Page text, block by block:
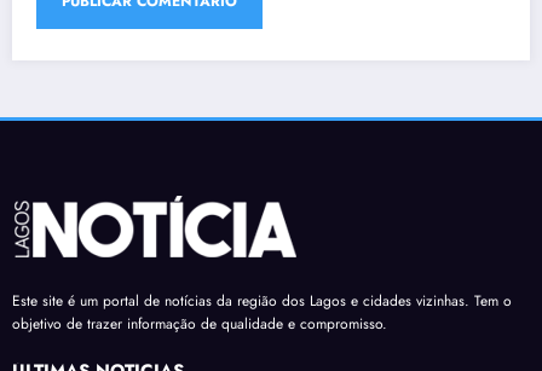
Este site é um portal de notícias da região dos Lagos e cidades vizinhas. Tem o
objetivo de trazer informação de qualidade e compromisso.